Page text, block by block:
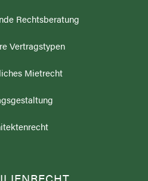
Rechtsberatung
Vertragstypen
Mietrecht